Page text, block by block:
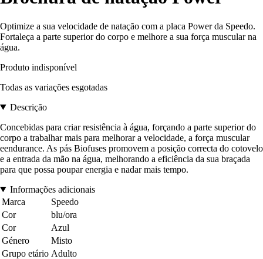
Optimize a sua velocidade de natação com a placa Power da Speedo.
Fortaleça a parte superior do corpo e melhore a sua força muscular na
água.
Produto indisponível
Todas as variações esgotadas
Descrição
Concebidas para criar resistência à água, forçando a parte superior do
corpo a trabalhar mais para melhorar a velocidade, a força muscular
eendurance. As pás Biofuses promovem a posição correcta do cotovelo
e a entrada da mão na água, melhorando a eficiência da sua braçada
para que possa poupar energia e nadar mais tempo.
Informações adicionais
Marca
Speedo
Cor
blu/ora
Cor
Azul
Género
Misto
Grupo etário Adulto